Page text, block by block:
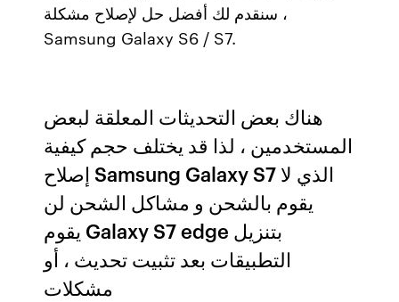
، سنقدم لك أفضل حل لإصلاح مشكلة
Samsung Galaxy S6 / S7.
هناك بعض التحديثات المعلقة لبعض
المستخدمين ، لذا قد يختلف حجم كيفية
إصلاح Samsung Galaxy S7 الذي لا
يقوم بالشحن و مشاكل الشحن لن
يقوم Galaxy S7 edge بتنزيل
التطبيقات بعد تثبيت تحديث ، أو
مشكلات